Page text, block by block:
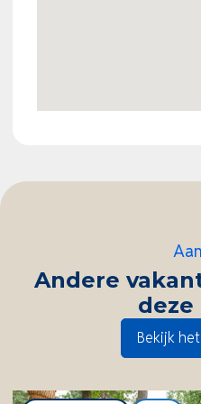
voor €245.000,- kosten
geschikt voor zowel
EuroParcs Bad
Andere
Bekijk